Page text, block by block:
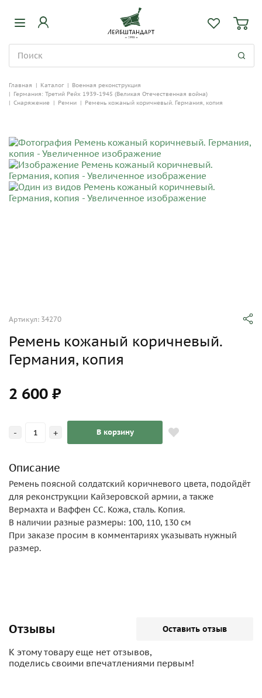
Главная | Каталог | Военная реконструкция
| Германия: Третий Рейх 1939-1945 (Великая Отечественная война)
| Снаряжение | Ремни | Ремень кожаный коричневый. Германия, копия
Артикул: 34270
Ремень кожаный коричневый.
Германия, копия
2 600 ₽
- + В корзину
Описание
Ремень поясной солдатский коричневого цвета, подойдёт
для реконструкции Кайзеровской армии, а также
Вермахта и Ваффен СС. Кожа, сталь. Копия.
В наличии разные размеры: 100, 110, 130 см
При заказе просим в комментариях указывать нужный
размер.
Отзывы Оставить отзыв
К этому товару еще нет отзывов,
поделись своими впечатлениями первым!